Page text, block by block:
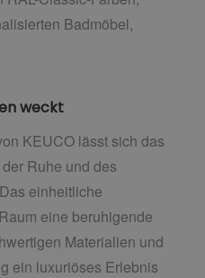
Badmöbel,
weckt
KEUCO lässt sich das
Ruhe und des
einheitliche
eine beruhigende
Materialien und
ein luxuriöses Erlebnis